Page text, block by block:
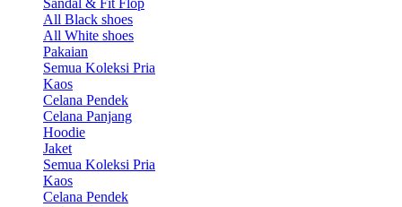
All Black shoes
All White shoes
Pakaian
Semua Koleksi Pria
Kaos
Celana Pendek
Celana Panjang
Hoodie
Jaket
Semua Koleksi Pria
Kaos
Celana Pendek